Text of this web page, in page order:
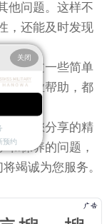
他问题。这样不
，还能及时发现
通过一些简单
求专业帮助，都
心
为您分享的精
和保养的问题，
竭诚为您服务。
关闭
预约